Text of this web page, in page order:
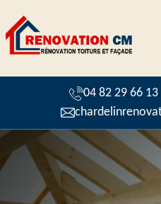
04 82 29 66 13